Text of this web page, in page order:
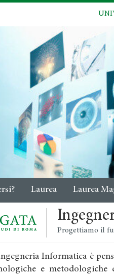
Laurea Laurea
Progettiamo il
Informatica è
e